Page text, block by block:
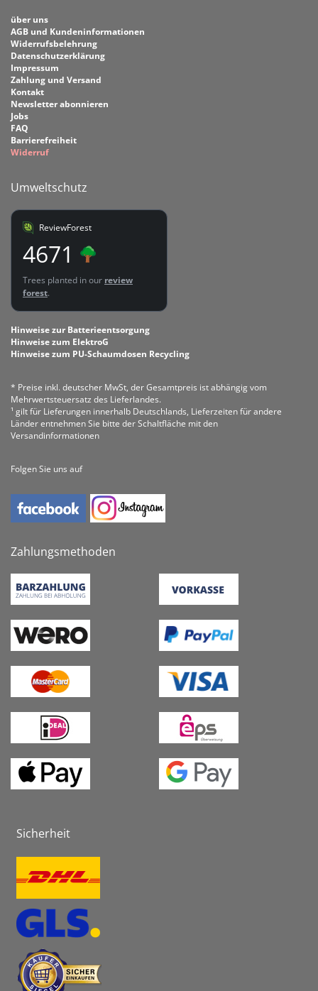
über uns
AGB und Kundeninformationen
Widerrufsbelehrung
Datenschutzerklärung
Impressum
Zahlung und Versand
Kontakt
Newsletter abonnieren
Jobs
FAQ
Barrierefreiheit
Widerruf
Umweltschutz
ReviewForest
4671
Trees planted in our review
forest.
Hinweise zur Batterieentsorgung
Hinweise zum ElektroG
Hinweise zum PU-Schaumdosen Recycling
* Preise inkl. deutscher MwSt, der Gesamtpreis ist abhängig vom
Mehrwertsteuersatz des Lieferlandes.
¹ gilt für Lieferungen innerhalb Deutschlands, Lieferzeiten für andere
Länder entnehmen Sie bitte der Schaltfläche mit den
Versandinformationen
Folgen Sie uns auf
Zahlungsmethoden
Sicherheit